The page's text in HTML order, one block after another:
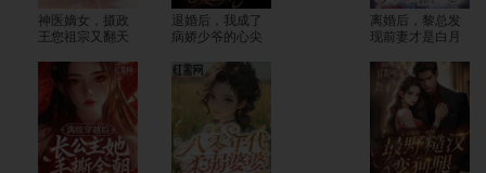
神医嫡女，摄政
王您祖宗又翻天
退婚后，我成了
病娇少爷的心尖
离婚后，黎总发
现前妻才是白月